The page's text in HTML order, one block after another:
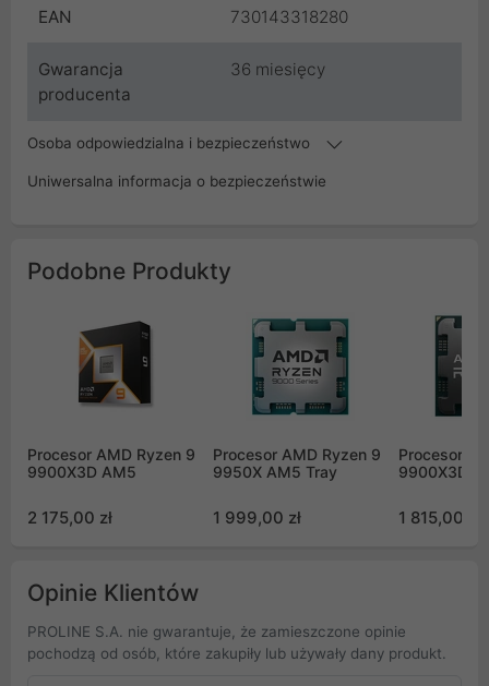
EAN 730143318280
Gwarancja
producenta
36 miesięcy
Osoba odpowiedzialna i bezpieczeństwo
Uniwersalna informacja o bezpieczeństwie
Podobne Produkty
Procesor AMD Ryzen 9
9900X3D AM5
2 175,00 zł
Procesor AMD Ryzen 9
9950X AM5 Tray
1 999,00 zł
Procesor
9900X3D
1 815,00 zł
Opinie Klientów
PROLINE S.A. nie gwarantuje, że zamieszczone opinie
pochodzą od osób, które zakupiły lub używały dany produkt.